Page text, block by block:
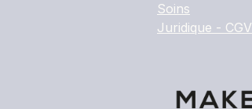
Soins
Juridique - CGV